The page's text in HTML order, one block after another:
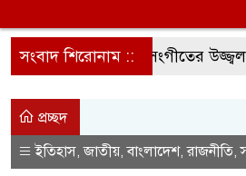
সংবাদ শিরোনাম ::সংগীতের উজ্জ্বল
প্রচ্ছদ
ইতিহাস,জাতীয়,বাংলাদেশ,রাজনীতি,